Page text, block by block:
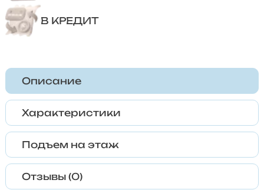
В КРЕДИТ
Описание
Характеристики
Подъем на этаж
Отзывы (0)